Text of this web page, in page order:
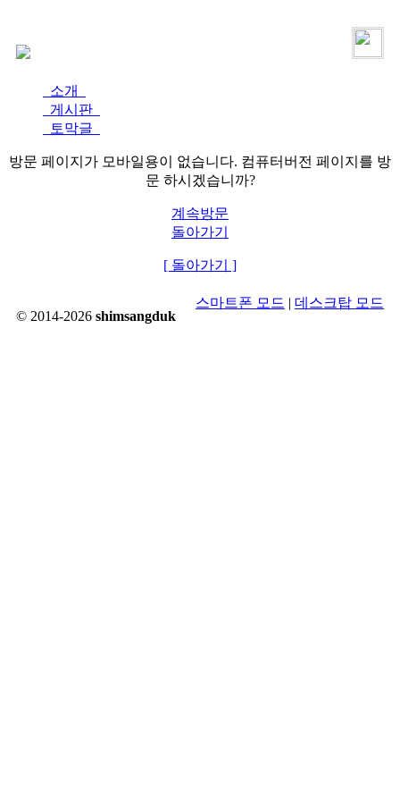
소개
게시판
토막글
방문 페이지가 모바일용이 없습니다. 컴퓨터버전 페이지를 방
문 하시겠습니까?
계속방문
돌아가기
[ 돌아가기 ]
© 2014-2026 shimsangduk
스마트폰 모드 | 데스크탑 모드